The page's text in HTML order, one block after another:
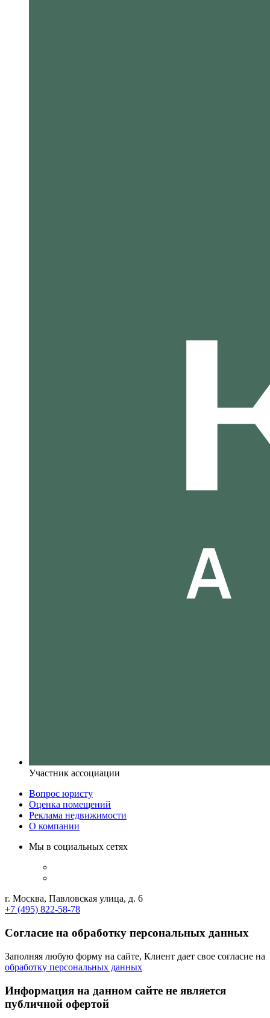
Участник ассоциации
Вопрос юристу
Оценка помещений
Реклама недвижимости
О компании
Мы в социальных сетях
г. Москва, Павловская улица, д. 6
+7 (495) 822-58-78
Согласие на обработку персональных данных
Заполняя любую форму на сайте, Клиент дает свое согласие на
обработку персональных данных
Информация на данном сайте не является
публичной офертой